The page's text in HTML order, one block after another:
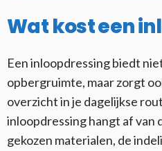
Wat kost een
Een inloopdressing biedt
opbergruimte, maar zorgt
overzicht in je dagelijkse
inloopdressing hangt af van
gekozen materialen, de